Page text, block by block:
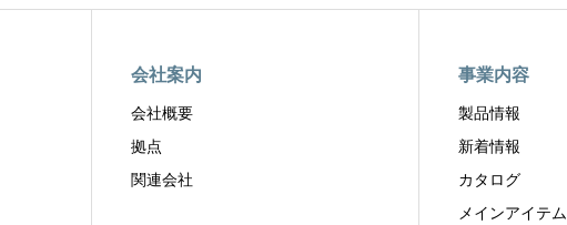
会社案内
会社概要
拠点
関連会社
事業内容
製品情報
新着情報
カタログ
メインアイテム